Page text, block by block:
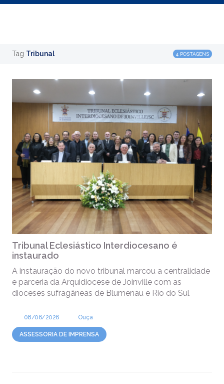
Tag Tribunal 4 POSTAGENS
Tribunal Eclesiástico Interdiocesano é
instaurado
A instauração do novo tribunal marcou a centralidade
e parceria da Arquidiocese de Joinville com as
dioceses sufragâneas de Blumenau e Rio do Sul
08/06/2026 Ouça
ASSESSORIA DE IMPRENSA